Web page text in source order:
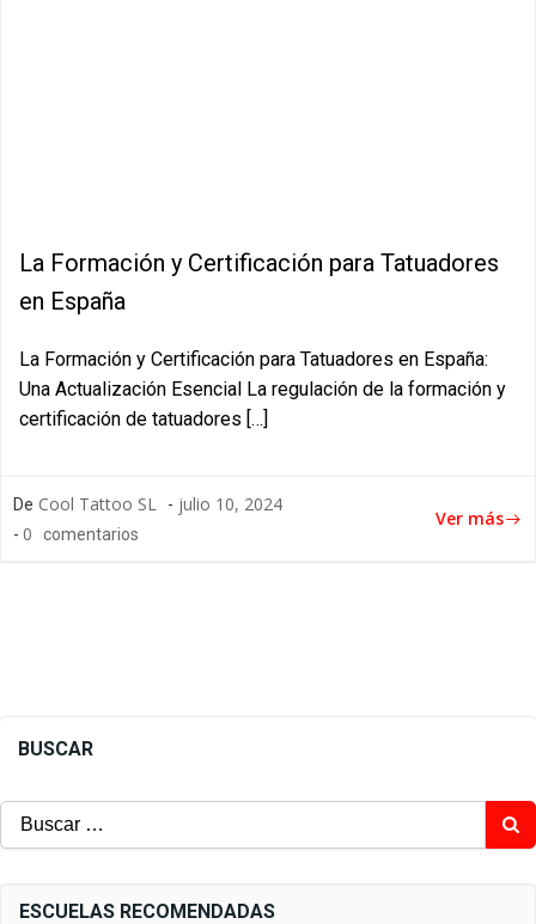
La Formación y Certificación para Tatuadores
en España
La Formación y Certificación para Tatuadores en España:
Una Actualización Esencial La regulación de la formación y
certificación de tatuadores […]
De Cool Tattoo SL - julio 10, 2024
- 0 comentarios
Ver más
BUSCAR
Buscar:
ESCUELAS RECOMENDADAS